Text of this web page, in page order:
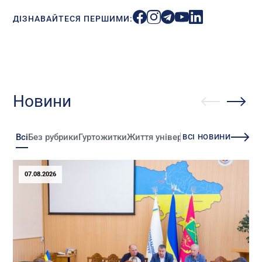
ДІЗНАВАЙТЕСЯ ПЕРШИМИ:
Новини
ВсіБез рубрикиГуртожиткиЖиття університетуЗміни
ВСІ НОВИНИ
07.08.2026